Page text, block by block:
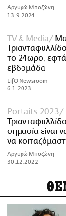
Αργυρώ Μποζώνη
13.9.2024
TV & Media
το 24ωρο, εφτά
εβδομάδα
LifO Newsroom
6.1.2023
Portaits 2023
σημασία είναι
να
Αργυρώ Μποζώνη
30.12.2022